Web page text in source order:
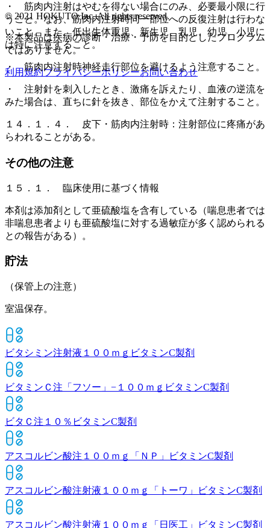
・ 筋肉内注射はやむを得ない場合にのみ、必要最小限に行
うこと。なお、筋肉内注射時同一部位への反復注射は行わな
いこと。また、低出生体重児、新生児、乳児、幼児、小児に
は特に注意すること。
・ 筋肉内注射時神経走行部位を避けるよう注意すること。
・ 注射針を刺入したとき、激痛を訴えたり、血液の逆流を
みた場合は、直ちに針を抜き、部位をかえて注射すること。
１４．１．４． 皮下・筋肉内注射時：注射部位に疼痛があ
らわれることがある。
その他の注意
１５．１． 臨床使用に基づく情報
本剤は添加剤として亜硫酸塩を含有している（喘息患者では
非喘息患者よりも亜硫酸塩に対する過敏症が多く認められる
との報告がある）。
貯法
（保管上の注意）
室温保存。
ビタシミン注射液１００ｍｇ ビタミンC製剤
ビタミンＣ注「フソー」−１００ｍｇ ビタミンC製剤
ビタＣ注１０％ ビタミンC製剤
アスコルビン酸注１００ｍｇ「ＮＰ」 ビタミンC製剤
アスコルビン酸注射液１００ｍｇ「トーワ」 ビタミンC製剤
アスコルビン酸注射液１００ｍｇ「日医工」 ビタミンC製剤
© 2021 HOKUTO Inc. All rights reserved.
※本製品は疾病の診断・治療・予防を目的としたプログラム
ではありません。
利用規約プライバシーポリシーお問い合わせ